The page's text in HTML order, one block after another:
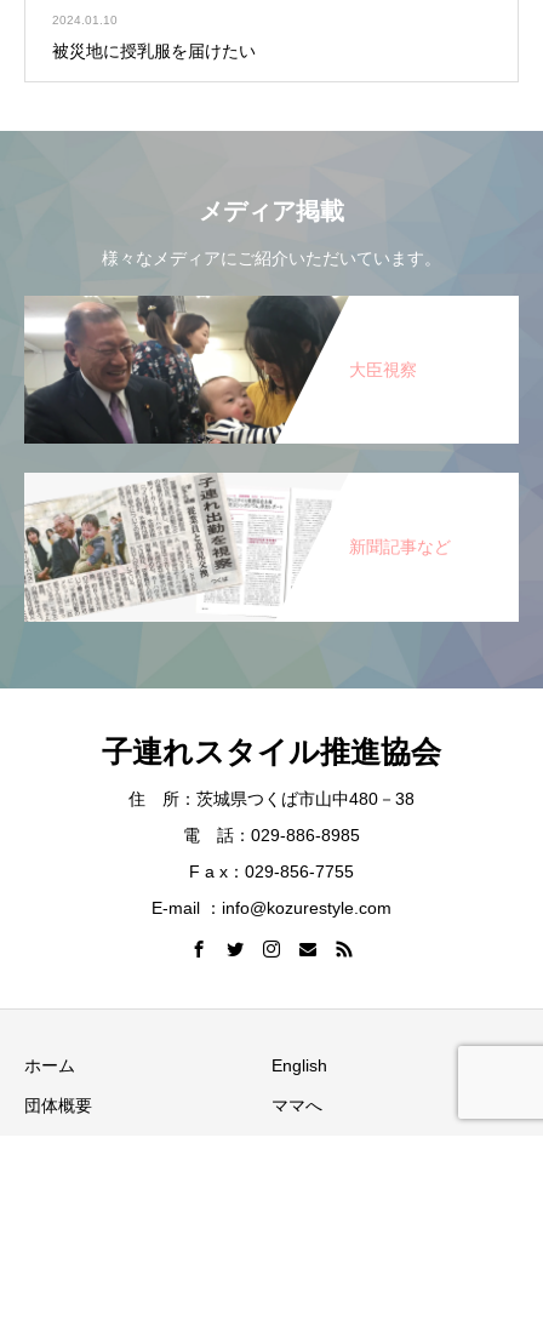
2024.01.10
被災地に授乳服を届けたい
メディア掲載
様々なメディアにご紹介いただいています。
大臣視察
新聞記事など
子連れスタイル推進協会
住 所：茨城県つくば市山中480－38
電 話：029-886-8985
F a x：029-856-7755
E-mail ：info@kozurestyle.com
ホーム English
団体概要 ママへ